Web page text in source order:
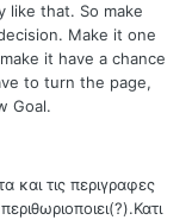
like that. So make
Make it one
it have a chance
to turn the page,
Goal.
και τις περιγραφες